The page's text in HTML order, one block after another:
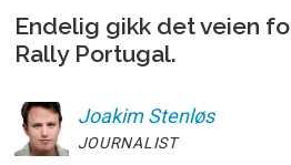
Endelig gikk det veien
Rally Portugal.
Joakim Stenløs
JOURNALIST